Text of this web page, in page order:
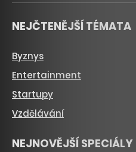
NEJČTENĚJŠÍ TÉMATA
Byznys
Entertainment
Startupy
Vzdělávání
NEJNOVĚJŠÍ SPECIÁLY